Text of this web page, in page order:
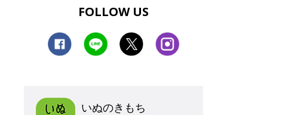
FOLLOW US
いぬのきもち